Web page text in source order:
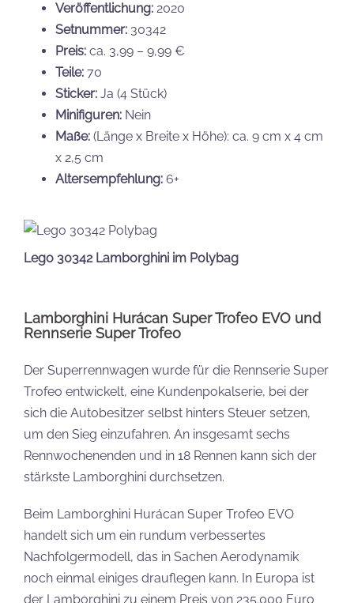
Veröffentlichung: 2020
Setnummer: 30342
Preis: ca. 3,99 – 9,99 €
Teile: 70
Sticker: Ja (4 Stück)
Minifiguren: Nein
Maße: (Länge x Breite x Höhe): ca. 9 cm x 4 cm
x 2,5 cm
Altersempfehlung: 6+
Lego 30342 Lamborghini im Polybag
Lamborghini Hurácan Super Trofeo EVO und
Rennserie Super Trofeo
Der Superrennwagen wurde für die Rennserie Super
Trofeo entwickelt, eine Kundenpokalserie, bei der
sich die Autobesitzer selbst hinters Steuer setzen,
um den Sieg einzufahren. An insgesamt sechs
Rennwochenenden und in 18 Rennen kann sich der
stärkste Lamborghini durchsetzen.
Beim Lamborghini Hurácan Super Trofeo EVO
handelt sich um ein rundum verbessertes
Nachfolgermodell, das in Sachen Aerodynamik
noch einmal einiges drauflegen kann. In Europa ist
der Lamborghini zu einem Preis von 235.000 Euro